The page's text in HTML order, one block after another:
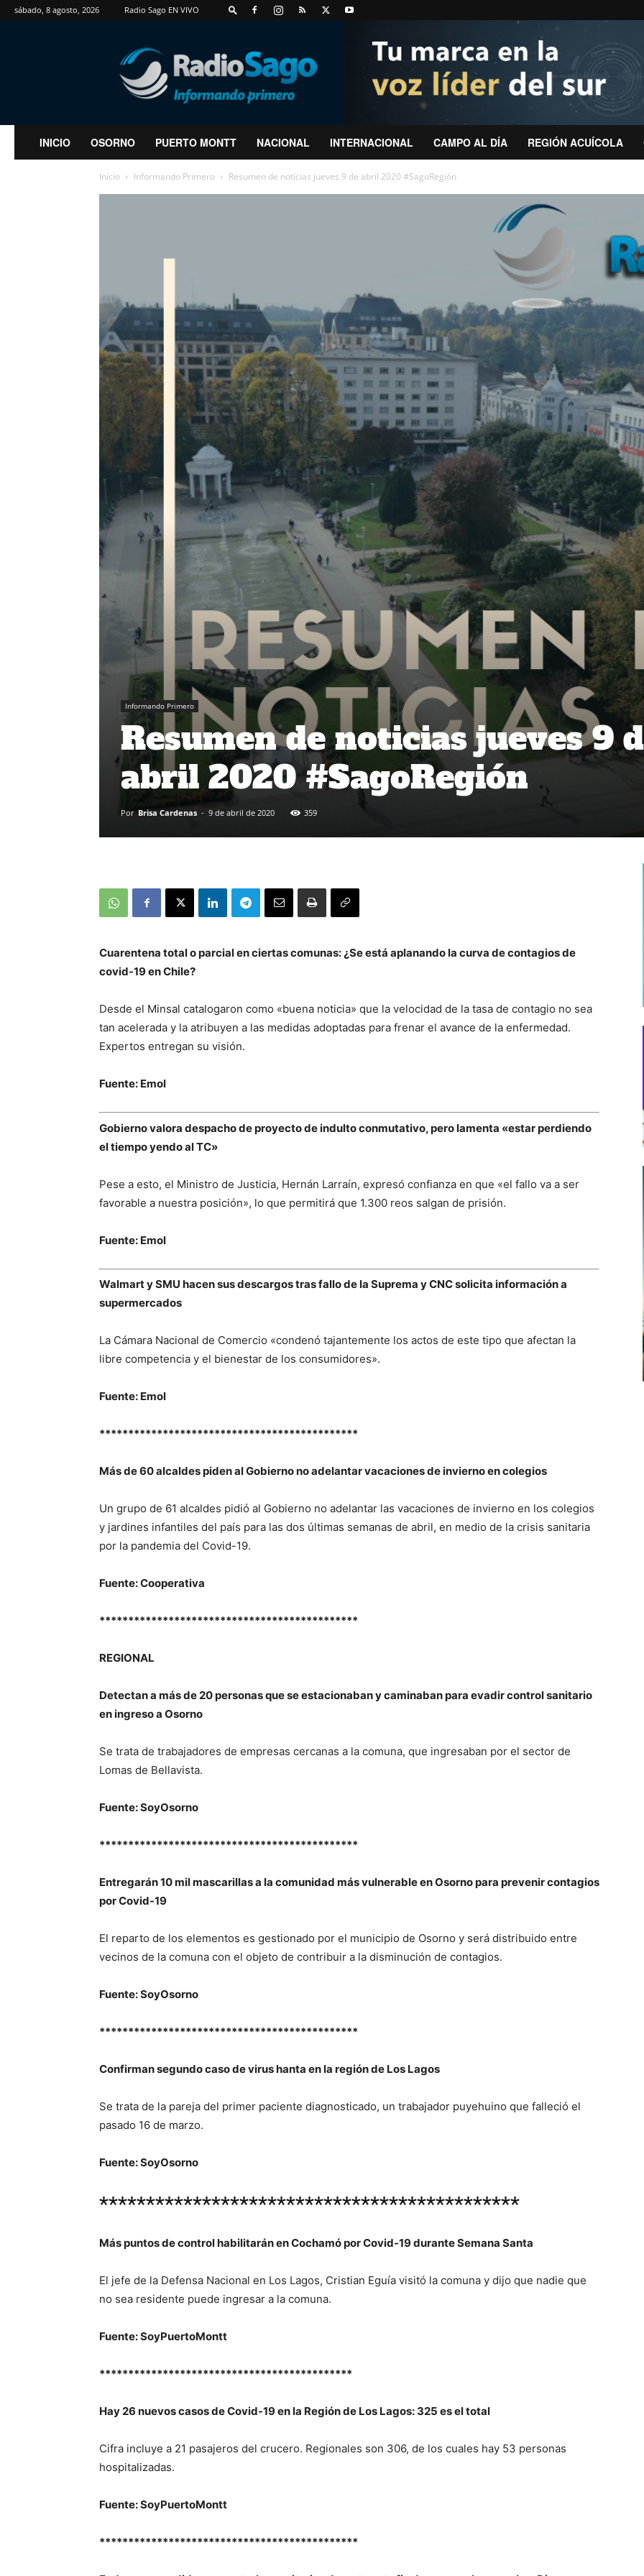
sábado, 8 agosto, 2026 Radio Sago EN VIVO
RadioSago
INICIO OSORNO PUERTO MONTT NACIONAL INTERNACIONAL CAMPO AL DÍA REGIÓN ACUÍCOLA
Inicio Informando Primero Resumen de noticias jueves 9 de abril 2020 #SagoRegión
Informando Primero
Resumen de noticias jueves 9
abril 2020 #SagoRegión
Por Brisa Cardenas - 9 de abril de 2020 359
Cuarentena total o parcial en ciertas comunas: ¿Se está aplanando la curva de contagios de
covid-19 en Chile?
Desde el Minsal catalogaron como «buena noticia» que la velocidad de la tasa de contagio no sea
tan acelerada y la atribuyen a las medidas adoptadas para frenar el avance de la enfermedad.
Expertos entregan su visión.
Fuente: Emol
Gobierno valora despacho de proyecto de indulto conmutativo, pero lamenta «estar perdiendo
el tiempo yendo al TC»
Pese a esto, el Ministro de Justicia, Hernán Larraín, expresó confianza en que «el fallo va a ser
favorable a nuestra posición», lo que permitirá que 1.300 reos salgan de prisión.
Fuente: Emol
Walmart y SMU hacen sus descargos tras fallo de la Suprema y CNC solicita información a
supermercados
La Cámara Nacional de Comercio «condenó tajantemente los actos de este tipo que afectan la
libre competencia y el bienestar de los consumidores».
Fuente: Emol
*********************************************
Más de 60 alcaldes piden al Gobierno no adelantar vacaciones de invierno en colegios
Un grupo de 61 alcaldes pidió al Gobierno no adelantar las vacaciones de invierno en los colegios
y jardines infantiles del país para las dos últimas semanas de abril, en medio de la crisis sanitaria
por la pandemia del Covid-19.
Fuente: Cooperativa
*********************************************
REGIONAL
Detectan a más de 20 personas que se estacionaban y caminaban para evadir control sanitario
en ingreso a Osorno
Se trata de trabajadores de empresas cercanas a la comuna, que ingresaban por el sector de
Lomas de Bellavista.
Fuente: SoyOsorno
*********************************************
Entregarán 10 mil mascarillas a la comunidad más vulnerable en Osorno para prevenir contagios
por Covid-19
El reparto de los elementos es gestionado por el municipio de Osorno y será distribuido entre
vecinos de la comuna con el objeto de contribuir a la disminución de contagios.
Fuente: SoyOsorno
*********************************************
Confirman segundo caso de virus hanta en la región de Los Lagos
Se trata de la pareja del primer paciente diagnosticado, un trabajador puyehuino que falleció el
pasado 16 de marzo.
Fuente: SoyOsorno
*********************************************
Más puntos de control habilitarán en Cochamó por Covid-19 durante Semana Santa
El jefe de la Defensa Nacional en Los Lagos, Cristian Eguía visitó la comuna y dijo que nadie que
no sea residente puede ingresar a la comuna.
Fuente: SoyPuertoMontt
********************************************
Hay 26 nuevos casos de Covid-19 en la Región de Los Lagos: 325 es el total
Cifra incluye a 21 pasajeros del crucero. Regionales son 306, de los cuales hay 53 personas
hospitalizadas.
Fuente: SoyPuertoMontt
*********************************************